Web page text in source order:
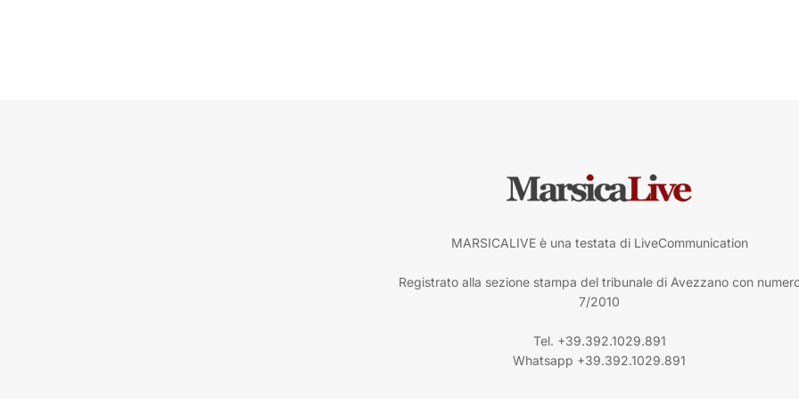
MARSICALIVE è una testata di LiveCommunication
Registrato alla sezione stampa del tribunale di Avezzano con
7/2010
Tel. +39.392.1029.891
Whatsapp +39.392.1029.891